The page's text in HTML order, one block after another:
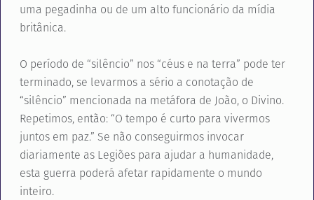
uma pegadinha ou de um alto funcionário da mídia
britânica.
O período de “silêncio” nos “céus e na terra” pode ter
terminado, se levarmos a sério a conotação de
“silêncio” mencionada na metáfora de João, o Divino.
Repetimos, então: “O tempo é curto para vivermos
juntos em paz.” Se não conseguirmos invocar
diariamente as Legiões para ajudar a humanidade,
esta guerra poderá afetar rapidamente o mundo
inteiro.